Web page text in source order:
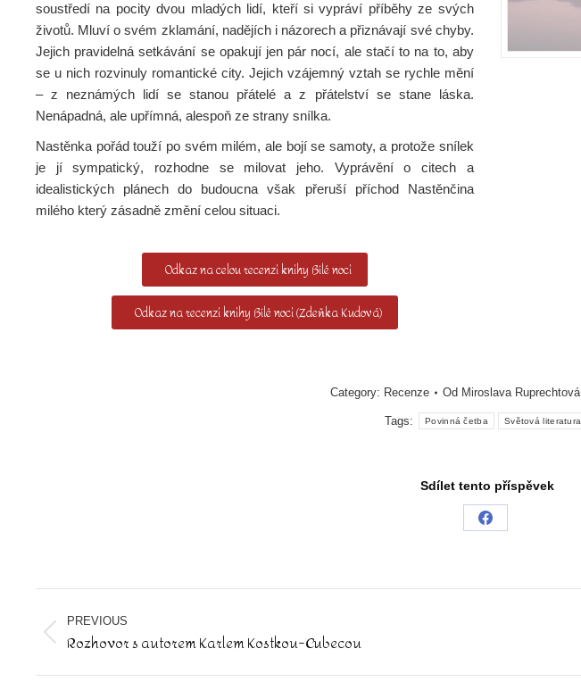
soustředí na pocity dvou mladých lidí, kteří si vypráví příběhy ze svých
životů. Mluví o svém zklamání, nadějích i názorech a přiznávají své chyby.
Jejich pravidelná setkávání se opakují jen pár nocí, ale stačí to na to, aby
se u nich rozvinuly romantické city. Jejich vzájemný vztah se rychle mění
– z neznámých lidí se stanou přátelé a z přátelství se stane láska.
Nenápadná, ale upřímná, alespoň ze strany snílka.
Nastěnka pořád touží po svém milém, ale bojí se samoty, a protože snílek
je jí sympatický, rozhodne se milovat jeho. Vyprávění o citech a
idealistických plánech do budoucna však přeruší příchod Nastěnčina
milého který zásadně změní celou situaci.
Odkaz na celou recenzi knihy Bílé noci
Odkaz na recenzi knihy Bílé noci (Zdeňka Kudová)
Category: Recenze Od Miroslava Ruprechtová
Tags: Povinná četba Světová literatura
Sdílet tento příspěvek
Share
Post
navigation
PREVIOUS
Previous
Rozhovor s autorem Karlem Kostkou-Cubecou